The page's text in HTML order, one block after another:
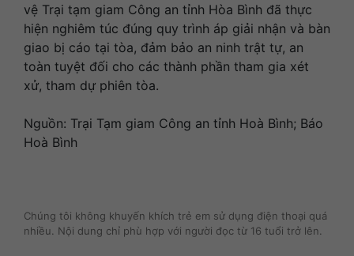
vệ Trại tạm giam Công an tỉnh Hòa Bình đã thực
hiện nghiêm túc đúng quy trình áp giải nhận và bàn
giao bị cáo tại tòa, đảm bảo an ninh trật tự, an
toàn tuyệt đối cho các thành phần tham gia xét
xử, tham dự phiên tòa.
Nguồn: Trại Tạm giam Công an tỉnh Hoà Bình; Báo
Hoà Bình
Chúng tôi không khuyến khích trẻ em sử dụng điện thoại quá
nhiều. Nội dung chỉ phù hợp với người đọc từ 16 tuổi trở lên.